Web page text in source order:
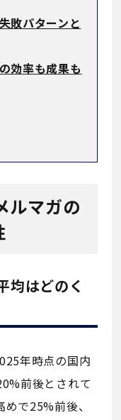
敗パターンと
効率も成果も
ルマガの
均はどのく
年時点の国内
前後とされて
で25%前後、